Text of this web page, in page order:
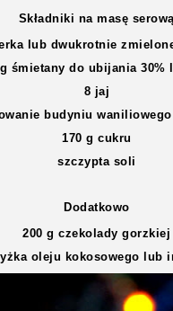
Składniki na masę
lub dwukrotnie
śmietany do ubijania 30%
8 jaj
budyniu
170 g cukru
szczypta soli
Dodatkowo
200 g czekolady gorzkiej
oleju kokosowego lub